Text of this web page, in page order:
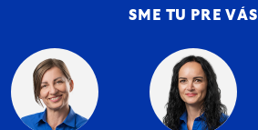
SME TU PRE VÁS